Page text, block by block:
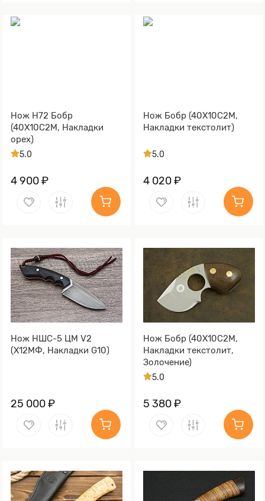
Нож Н72 Бобр
(40Х10С2М, Накладки
орех)
5.0
4 900 ₽
Нож Бобр (40Х10С2М,
Накладки текстолит)
5.0
4 020 ₽
Нож НШС-5 ЦМ V2
(Х12МФ, Накладки G10)
25 000 ₽
Нож Бобр (40Х10С2М,
Накладки текстолит,
Золочение)
5.0
5 380 ₽